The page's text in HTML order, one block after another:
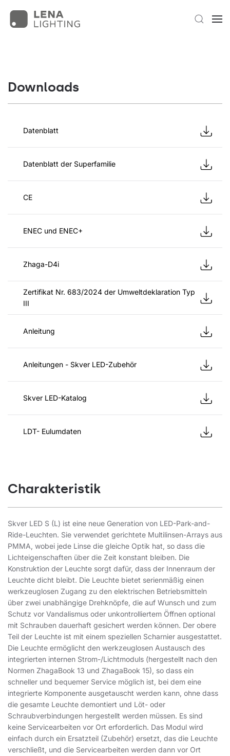
Downloads
Datenblatt
Datenblatt der Superfamilie
CE
ENEC und ENEC+
Zhaga-D4i
Zertifikat Nr. 683/2024 der Umweltdeklaration Typ
III
Anleitung
Anleitungen - Skver LED-Zubehör
Skver LED-Katalog
LDT- Eulumdaten
Charakteristik
Skver LED S (L) ist eine neue Generation von LED-Park-and-
Ride-Leuchten. Sie verwendet gerichtete Multilinsen-Arrays aus
PMMA, wobei jede Linse die gleiche Optik hat, so dass die
Lichteigenschaften über die Zeit konstant bleiben. Die
Konstruktion der Leuchte sorgt dafür, dass der Innenraum der
Leuchte dicht bleibt. Die Leuchte bietet serienmäßig einen
werkzeuglosen Zugang zu den elektrischen Betriebsmitteln
über zwei unabhängige Drehknöpfe, die auf Wunsch und zum
Schutz vor Vandalismus oder unkontrolliertem Öffnen optional
mit Schrauben dauerhaft gesichert werden können. Der obere
Teil der Leuchte ist mit einem speziellen Scharnier ausgestattet.
Die Leuchte ermöglicht den werkzeuglosen Austausch des
integrierten internen Strom-/Lichtmoduls (hergestellt nach den
Normen ZhagaBook 13 und ZhagaBook 15), so dass ein
schneller und bequemer Service möglich ist, bei dem eine
integrierte Komponente ausgetauscht werden kann, ohne dass
die gesamte Leuchte demontiert und Löt- oder
Schraubverbindungen hergestellt werden müssen. Es sind
keine Servicearbeiten vor Ort erforderlich. Das Modul wird
einfach durch ein Ersatzteil (Zubehör) ersetzt, das die Leuchte
verschließt, und die Servicearbeiten werden dann vor Ort